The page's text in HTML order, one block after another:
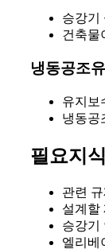
승강기
건축물
냉동공조
유지보
냉동공
필요지식
관련
설계할
승강기
엘리베